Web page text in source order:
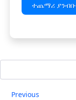
ተጨማሪ ያንብቡ
Previous